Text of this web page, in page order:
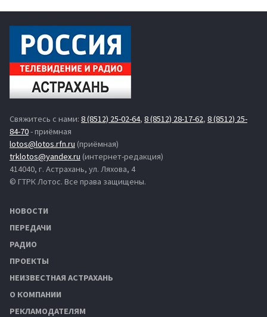
Свяжитесь с нами: 8 (8512) 25-02-64, 8 (8512) 28-17-62, 8 (8512) 25-
84-70- приёмная
lotos@lotos.rfn.ru (приёмная)
trklotos@yandex.ru (интернет-редакция)
414040, г. Астрахань, ул. Ляхова, 4
© ГТРК Лотос. Все права защищены.
НОВОСТИ
ПЕРЕДАЧИ
РАДИО
ПРОЕКТЫ
НЕИЗВЕСТНАЯ АСТРАХАНЬ
О КОМПАНИИ
РЕКЛАМОДАТЕЛЯМ